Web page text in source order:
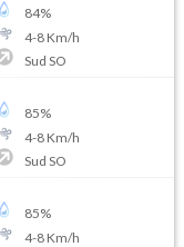
84%
4-8Km/h
Sud SO
85%
4-8Km/h
Sud SO
85%
4-8Km/h